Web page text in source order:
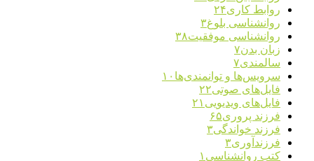
روابط کاری۲۴
روانشناسی بلوغ۳
روانشناسی موفقیت۳۸
زبان بدن۷
سالمندی۷
سرویس‌ها و توانمندی‌ها ۱۰
فایل‌های صوتی۲۲
فایل‌های ویدیویی ۲۱
فرزند پروری۶۵
فرزند خواندگی۳
فرزندآوری۳
کتب روانشناسی ۱